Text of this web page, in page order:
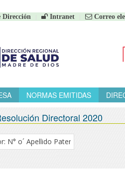
Dirección Intranet Correo
NORMAS EMITIDAS
Directoral 2020